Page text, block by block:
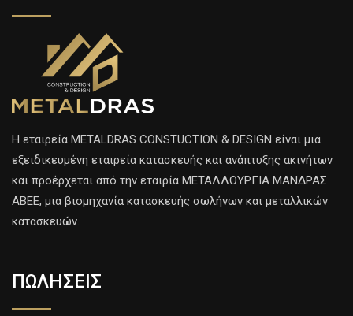
H εταιρεία METALDRAS CONSTUCTION & DESIGN είναι μια
εξειδικευμένη εταιρεία κατασκευής και ανάπτυξης ακινήτων
και προέρχεται από την εταιρία ΜΕΤΑΛΛΟΥΡΓΙΑ ΜΑΝΔΡΑΣ
ΑΒΕΕ, μια βιομηχανία κατασκευής σωλήνων και μεταλλικών
κατασκευών.
ΠΩΛΗΣΕΙΣ